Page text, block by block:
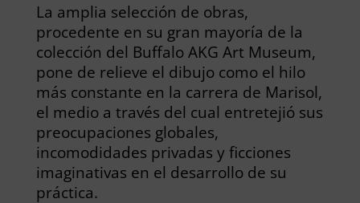
La amplia selección de obras,
procedente en su gran mayoría de la
colección del Buffalo AKG Art Museum,
pone de relieve el dibujo como el hilo
más constante en la carrera de Marisol,
el medio a través del cual entretejió sus
preocupaciones globales,
incomodidades privadas y ficciones
imaginativas en el desarrollo de su
práctica.